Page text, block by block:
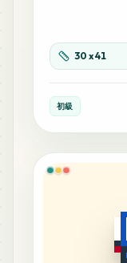
30 x41
初級